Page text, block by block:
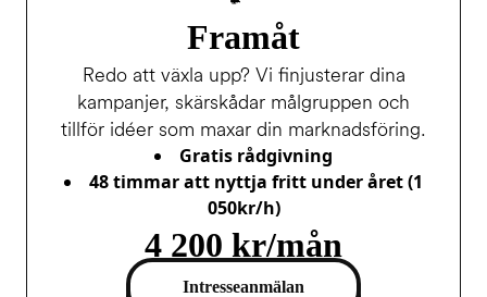
Framåt
Redo att växla upp? Vi finjusterar dina
kampanjer, skärskådar målgruppen och
tillför idéer som maxar din marknadsföring.
Gratis rådgivning
48 timmar att nyttja fritt under året (1
050kr/h)
4 200 kr/mån
Intresseanmälan